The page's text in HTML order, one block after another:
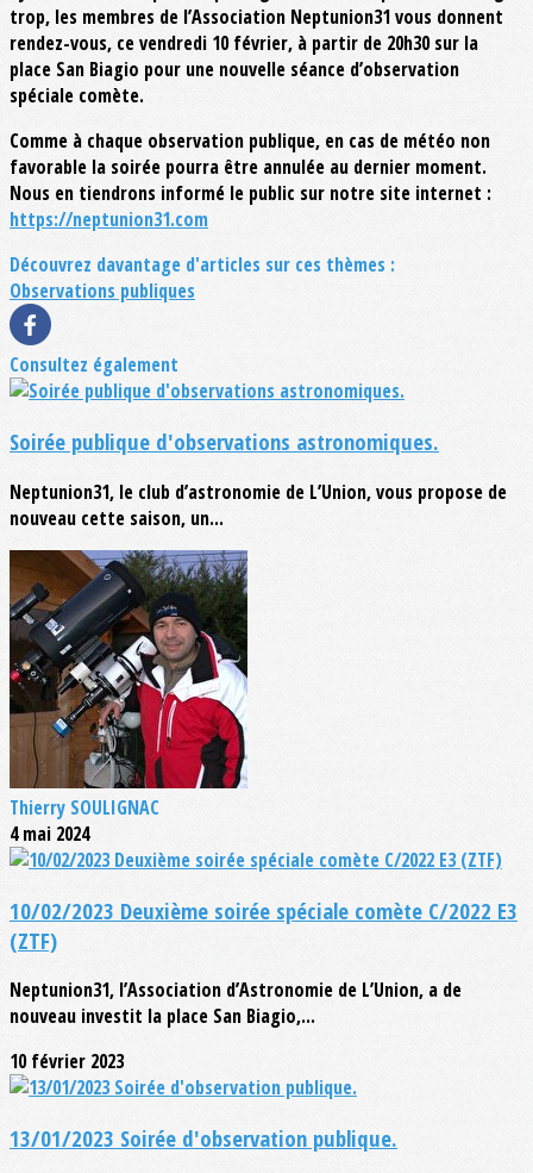
trop, les membres de l’Association Neptunion31 vous donnent
rendez-vous, ce vendredi 10 février, à partir de 20h30 sur la
place San Biagio pour une nouvelle séance d’observation
spéciale comète.
Comme à chaque observation publique, en cas de météo non
favorable la soirée pourra être annulée au dernier moment.
Nous en tiendrons informé le public sur notre site internet :
https://neptunion31.com
Découvrez davantage d'articles sur ces thèmes :
Observations publiques
Consultez également
Soirée publique d'observations astronomiques.
Neptunion31, le club d’astronomie de L’Union, vous propose de
nouveau cette saison, un...
Thierry SOULIGNAC
4 mai 2024
10/02/2023 Deuxième soirée spéciale comète C/2022 E3
(ZTF)
Neptunion31, l’Association d’Astronomie de L’Union, a de
nouveau investit la place San Biagio,...
10 février 2023
13/01/2023 Soirée d'observation publique.